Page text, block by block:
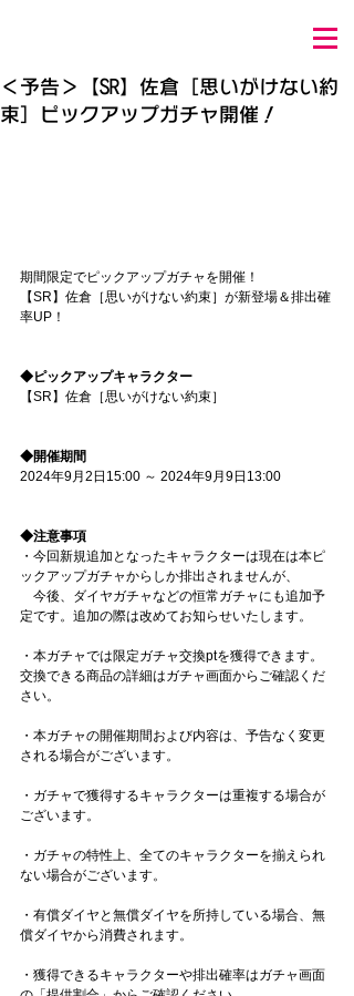
＜予告＞【SR】佐倉［思いがけない約
束］ピックアップガチャ開催！
期間限定でピックアップガチャを開催！
【SR】佐倉［思いがけない約束］が新登場＆排出確
率UP！
◆ピックアップキャラクター
【SR】佐倉［思いがけない約束］
◆開催期間
2024年9月2日15:00 ～ 2024年9月9日13:00
◆注意事項
・今回新規追加となったキャラクターは現在は本ピ
ックアップガチャからしか排出されませんが、
今後、ダイヤガチャなどの恒常ガチャにも追加予
定です。追加の際は改めてお知らせいたします。
・本ガチャでは限定ガチャ交換ptを獲得できます。
交換できる商品の詳細はガチャ画面からご確認くだ
さい。
・本ガチャの開催期間および内容は、予告なく変更
される場合がございます。
・ガチャで獲得するキャラクターは重複する場合が
ございます。
・ガチャの特性上、全てのキャラクターを揃えられ
ない場合がございます。
・有償ダイヤと無償ダイヤを所持している場合、無
償ダイヤから消費されます。
・獲得できるキャラクターや排出確率はガチャ画面